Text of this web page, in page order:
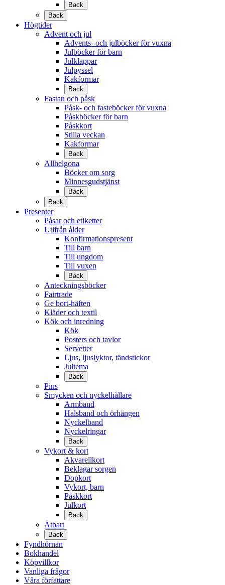
Back
Back
Högtider
Advent och jul
Advents- och julböcker för vuxna
Julböcker för barn
Julklappar
Julpyssel
Kakformar
Back
Fastan och påsk
Påsk- och fasteböcker för vuxna
Påskböcker för barn
Påskkort
Stilla veckan
Kakformar
Back
Allhelgona
Böcker om sorg
Minnesgudstjänst
Back
Back
Presenter
Påsar och etiketter
Utifrån ålder
Konfirmationspresent
Till barn
Till ungdom
Till vuxen
Back
Anteckningsböcker
Fairtrade
Ge bort-häften
Kläder och textil
Kök och inredning
Kök
Posters och tavlor
Servetter
Ljus, ljuslyktor, tändstickor
Jultema
Back
Pins
Smycken och nyckelhållare
Armband
Halsband och örhängen
Nyckelband
Nyckelringar
Back
Vykort & kort
Akvarellkort
Beklagar sorgen
Dopkort
Vykort, barn
Påskkort
Julkort
Back
Ätbart
Back
Fyndhörnan
Bokhandel
Köpvillkor
Vanliga frågor
Våra författare